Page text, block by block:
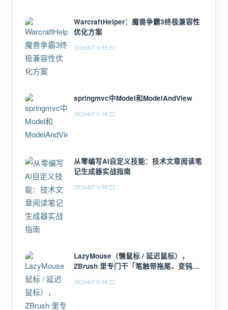
WarcraftHelper：魔兽争霸3终极兼容性
优化方案
2026/8/7 6:58:22
springmvc中Model和ModelAndView
2026/8/7 6:58:22
从零编写AI自定义技能：技术文章阅读笔
记生成器实战指南
2026/8/7 6:58:22
LazyMouse（懒鼠标 / 延迟鼠标），
ZBrush 里专门干「笔触带拖尾、变钝、
2026/8/7 6:58:22